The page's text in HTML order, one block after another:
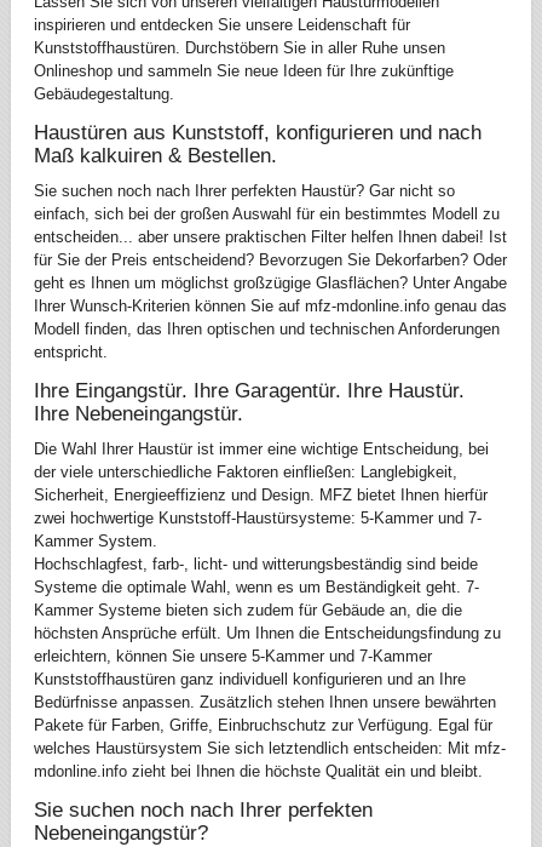
inspirieren und entdecken Sie unsere Leidenschaft für
Kunststoffhaustüren. Durchstöbern Sie in aller Ruhe unsen
Onlineshop und sammeln Sie neue Ideen für Ihre zukünftige
Gebäudegestaltung.
Haustüren aus Kunststoff, konfigurieren und nach
Maß kalkuiren & Bestellen.
Sie suchen noch nach Ihrer perfekten Haustür? Gar nicht so
einfach, sich bei der großen Auswahl für ein bestimmtes Modell zu
entscheiden... aber unsere praktischen Filter helfen Ihnen dabei! Ist
für Sie der Preis entscheidend? Bevorzugen Sie Dekorfarben? Oder
geht es Ihnen um möglichst großzügige Glasflächen? Unter Angabe
Ihrer Wunsch-Kriterien können Sie auf mfz-mdonline.info genau das
Modell finden, das Ihren optischen und technischen Anforderungen
entspricht.
Ihre Eingangstür. Ihre Garagentür. Ihre Haustür.
Ihre Nebeneingangstür.
Die Wahl Ihrer Haustür ist immer eine wichtige Entscheidung, bei
der viele unterschiedliche Faktoren einfließen: Langlebigkeit,
Sicherheit, Energieeffizienz und Design. MFZ bietet Ihnen hierfür
zwei hochwertige Kunststoff-Haustürsysteme: 5-Kammer und 7-
Kammer System.
Hochschlagfest, farb-, licht- und witterungsbeständig sind beide
Systeme die optimale Wahl, wenn es um Beständigkeit geht. 7-
Kammer Systeme bieten sich zudem für Gebäude an, die die
höchsten Ansprüche erfült. Um Ihnen die Entscheidungsfindung zu
erleichtern, können Sie unsere 5-Kammer und 7-Kammer
Kunststoffhaustüren ganz individuell konfigurieren und an Ihre
Bedürfnisse anpassen. Zusätzlich stehen Ihnen unsere bewährten
Pakete für Farben, Griffe, Einbruchschutz zur Verfügung. Egal für
welches Haustürsystem Sie sich letztendlich entscheiden: Mit mfz-
mdonline.info zieht bei Ihnen die höchste Qualität ein und bleibt.
Sie suchen noch nach Ihrer perfekten
Nebeneingangstür?